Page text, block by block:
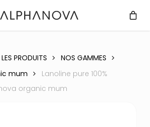
Fermer
PRODUITS
NOS GAMMES
mum
Lanoline pure 100%
organic mum